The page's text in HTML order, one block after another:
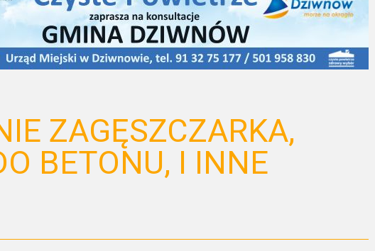
ZAGĘSZCZARKA,
BETONU, I INNE